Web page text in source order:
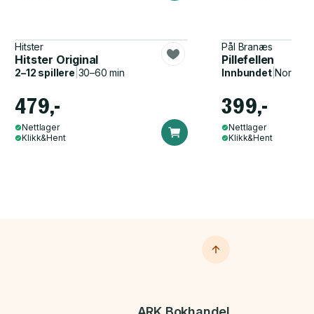
Hitster
Hitster Original
2–12 spillere 30–60 min
479,-
Nettlager
Klikk&Hent
Pål Branæs
Pillefellen
Innbundet|Norsk,
399,-
Nettlager
Klikk&Hent